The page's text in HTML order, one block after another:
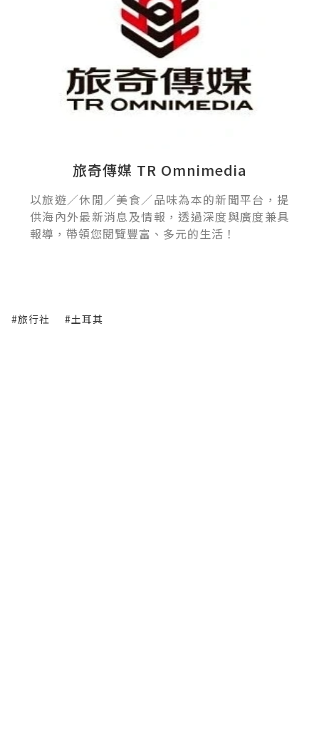
旅奇傳媒 TR Omnimedia
以旅遊／休閒／美食／品味為本的新聞平台，提
供海內外最新消息及情報，透過深度與廣度兼具
報導，帶領您閱覽豐富、多元的生活！
#旅行社 #土耳其